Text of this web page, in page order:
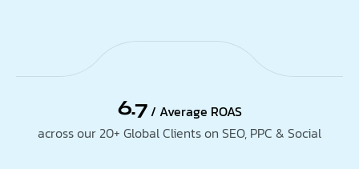
6.7 / Average ROAS
across our 20+ Global Clients on SEO, PPC & Social